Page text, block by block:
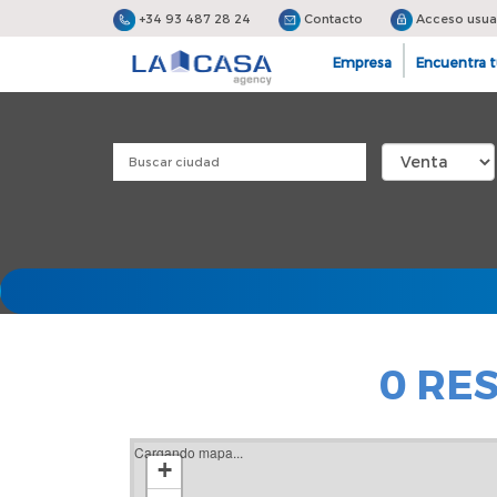
+34 93 487 28 24 Contacto Acceso
Empresa Encuentra
0
Cargando mapa...
+